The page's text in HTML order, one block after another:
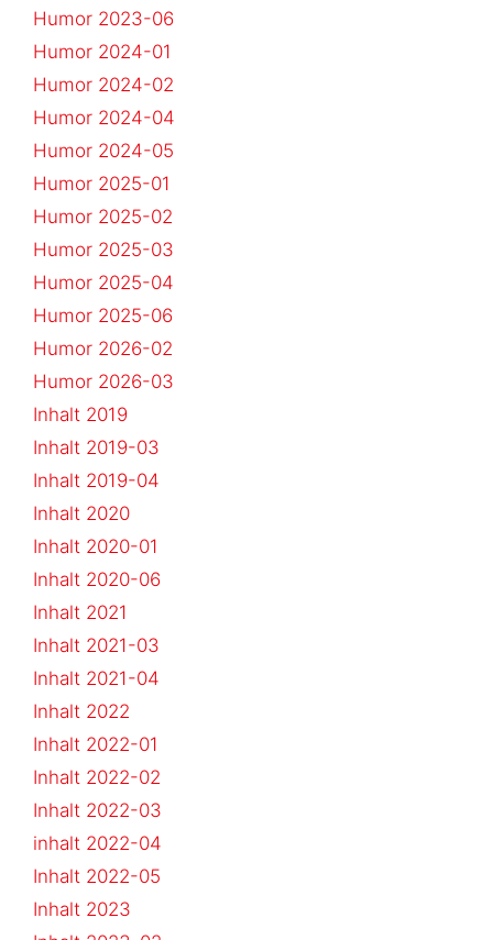
Humor 2023-06
Humor 2024-01
Humor 2024-02
Humor 2024-04
Humor 2024-05
Humor 2025-01
Humor 2025-02
Humor 2025-03
Humor 2025-04
Humor 2025-06
Humor 2026-02
Humor 2026-03
Inhalt 2019
Inhalt 2019-03
Inhalt 2019-04
Inhalt 2020
Inhalt 2020-01
Inhalt 2020-06
Inhalt 2021
Inhalt 2021-03
Inhalt 2021-04
Inhalt 2022
Inhalt 2022-01
Inhalt 2022-02
Inhalt 2022-03
inhalt 2022-04
Inhalt 2022-05
Inhalt 2023